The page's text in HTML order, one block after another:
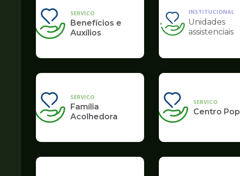
SERVICO
Benefícios e
Auxílios
Ilustração
da
de
Assistência
INSTITUCIONAL
Unidades
assistenciais
SERVICO
Família
Acolhedora
SERVICO
Centro Pop